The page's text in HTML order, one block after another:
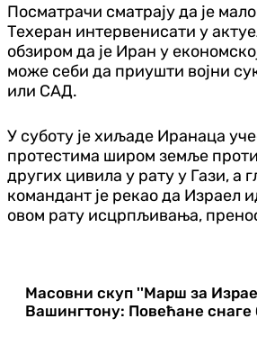
Посматрачи сматрају да је
Техеран интервенисати у
обзиром да је Иран у
може себи да приушти војни
или САД.
У суботу је хиљаде Иранаца
протестима широм земље
других цивила у рату у Гази, а
командант је рекао да Израел
овом рату исцрпљивања,
Масовни скуп ''Марш за
Вашингтону: Повећане снаге